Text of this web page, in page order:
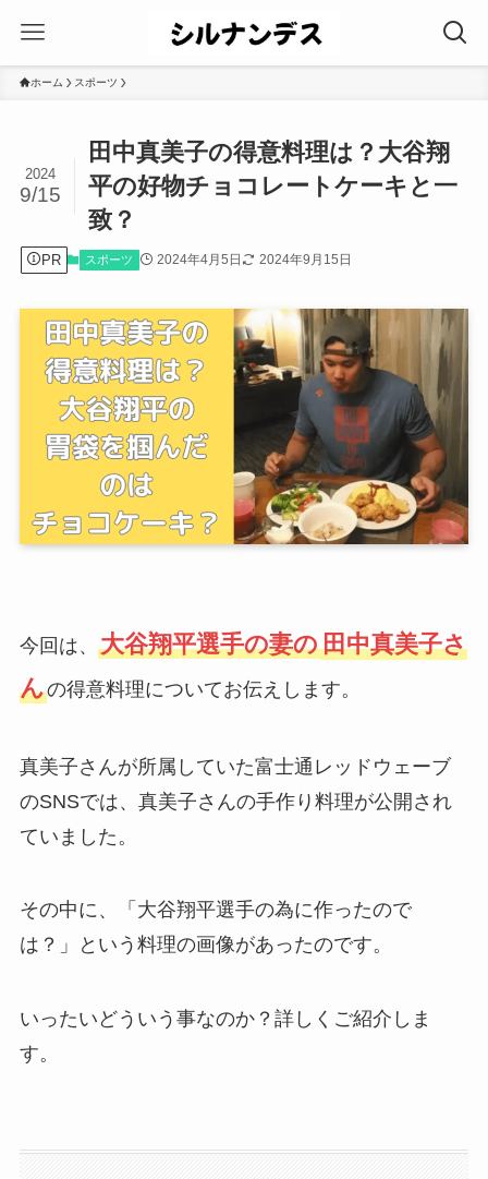
ホーム スポーツ
田中真美子の得意料理は？大谷翔
平の好物チョコレートケーキと一
致？
2024
9/15
PR スポーツ 2024年4月5日 2024年9月15日
今回は、 大谷翔平選手の妻の田中真美子さ
んの得意料理についてお伝えします。
真美子さんが所属していた富士通レッドウェーブ
のSNSでは、真美子さんの手作り料理が公開され
ていました。
その中に、「大谷翔平選手の為に作ったので
は？」という料理の画像があったのです。
いったいどういう事なのか？詳しくご紹介しま
す。